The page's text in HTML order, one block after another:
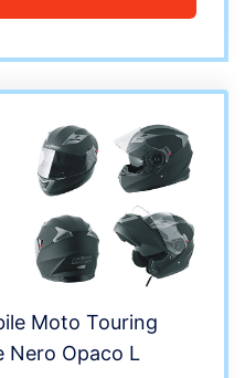
Moto Touring
Nero Opaco L